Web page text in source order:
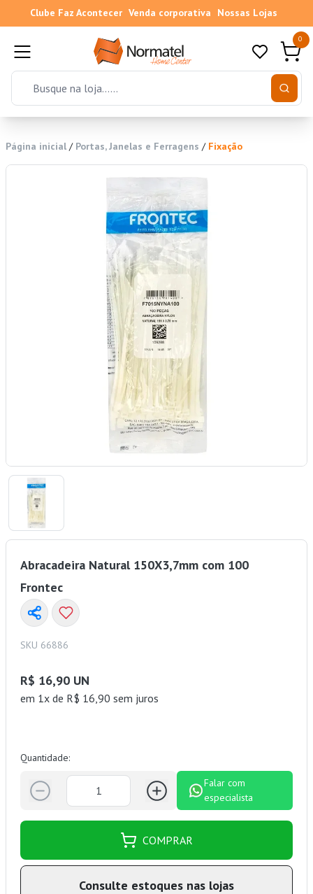
Clube Faz Acontecer Venda corporativa Nossas Lojas
0
Página inicial / Portas, Janelas e Ferragens / Fixação
Abracadeira Natural 150X3,7mm com 100
Frontec
SKU 66886
R$ 16,90 UN
em 1x de R$ 16,90 sem juros
Quantidade:
Falar com
especialista
COMPRAR
Consulte estoques nas lojas